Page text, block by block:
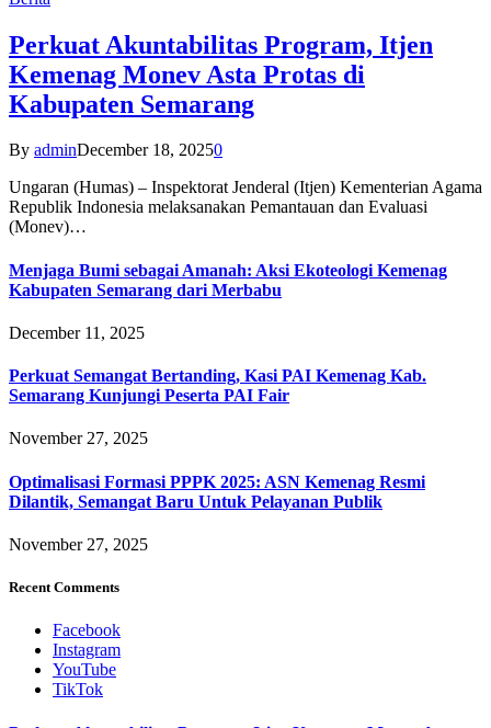
Perkuat Akuntabilitas Program, Itjen
Kemenag Monev Asta Protas di
Kabupaten Semarang
By adminDecember 18, 20250
Ungaran (Humas) – Inspektorat Jenderal (Itjen) Kementerian Agama
Republik Indonesia melaksanakan Pemantauan dan Evaluasi
(Monev)…
Menjaga Bumi sebagai Amanah: Aksi Ekoteologi Kemenag
Kabupaten Semarang dari Merbabu
December 11, 2025
Perkuat Semangat Bertanding, Kasi PAI Kemenag Kab.
Semarang Kunjungi Peserta PAI Fair
November 27, 2025
Optimalisasi Formasi PPPK 2025: ASN Kemenag Resmi
Dilantik, Semangat Baru Untuk Pelayanan Publik
November 27, 2025
Recent Comments
Facebook
Instagram
YouTube
TikTok